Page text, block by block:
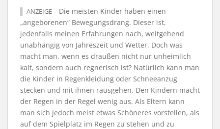
ANZEIGE
Die meisten Kinder haben einen
„angeborenen“ Bewegungsdrang. Dieser ist,
jedenfalls meinen Erfahrungen nach, weitgehend
unabhängig von Jahreszeit und Wetter. Doch was
macht man, wenn es draußen nicht nur unheimlich
kalt, sondern auch regnerisch ist? Natürlich kann man
die Kinder in Regenkleidung oder Schneeanzug
stecken und mit ihnen rausgehen. Den Kindern macht
der Regen in der Regel wenig aus. Als Eltern kann
man sich jedoch meist etwas Schöneres vorstellen, als
auf dem Spielplatz im Regen zu stehen und zu